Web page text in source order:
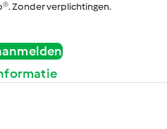
Zonder verplichtingen.